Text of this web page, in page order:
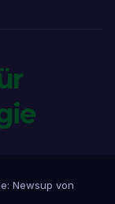
Newsup von